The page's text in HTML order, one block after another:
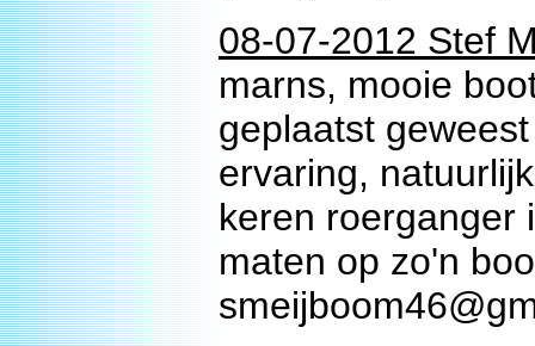
08-07-2012 Stef
marns, mooie
geplaatst
ervaring,
keren roerganger
maten op zo'n